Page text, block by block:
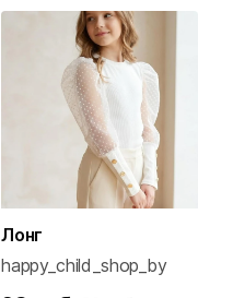
Лонг
happy_child_shop_by